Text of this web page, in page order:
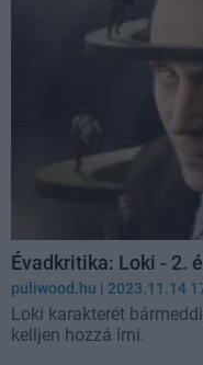
Évadkritika: Loki - 2.
puliwood.hu | 2023.11.14
Loki karakterét
kelljen hozzá írni.